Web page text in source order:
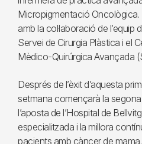
Micropigmentació
amb la col·laboració de l’equip
Servei de Cirurgia Plàstica i el
Mèdico-Quirúrgica Avançada
Després de l’èxit d’aquesta
setmana començarà la
l’aposta de l’Hospital de
especialitzada i la millora
pacients amb càncer de mama.